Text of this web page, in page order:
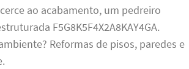
ao acabamento, um pedreiro
F5G8K5F4X2A8KAY4GA.
Reformas de pisos, paredes e